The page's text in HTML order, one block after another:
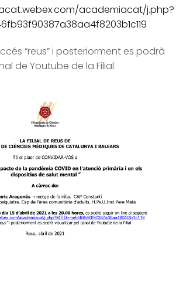
academiacat/j.php?
“reus” i posteriorment es podrà
de Youtube de la Filial.